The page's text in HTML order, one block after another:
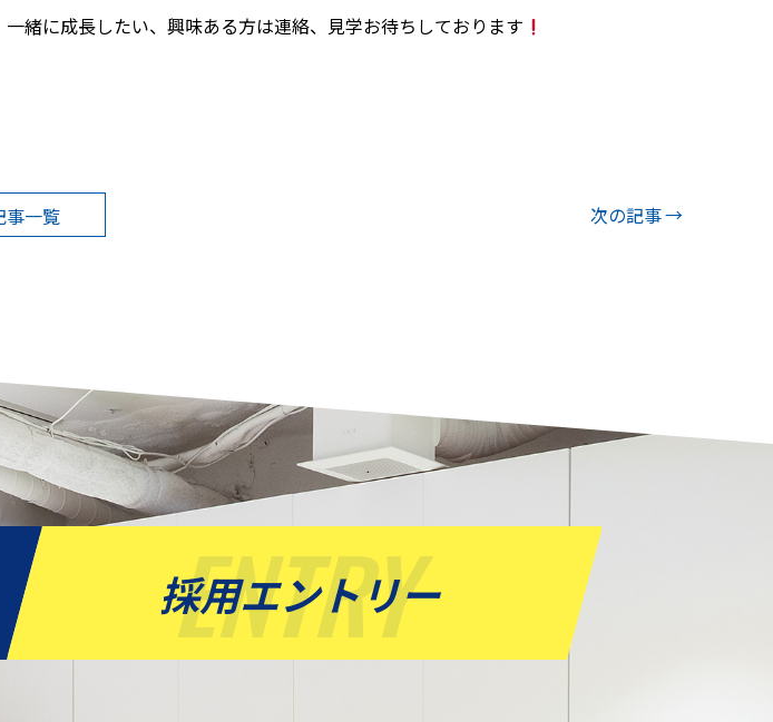
緒に成長したい、興味ある方は連絡、見学お待ちしております
事一覧 次の記事
ENTRY
採用エントリー